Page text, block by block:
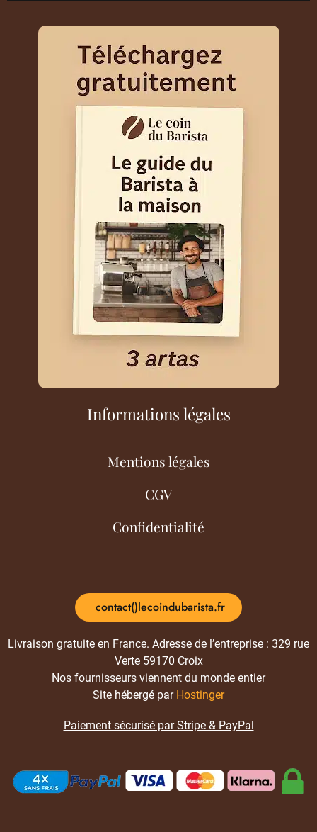
Informations légales
Mentions légales
CGV
Confidentialité
contact()lecoindubarista.fr
Livraison gratuite en France. Adresse de l’entreprise : 329 rue
Verte 59170 Croix
Nos fournisseurs viennent du monde entier
Site hébergé par Hostinger
Paiement sécurisé par Stripe & PayPal